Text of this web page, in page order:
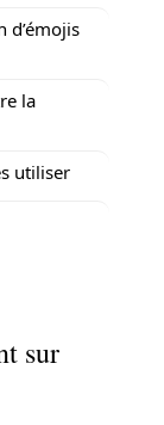
d’émojis
la
utiliser
sur